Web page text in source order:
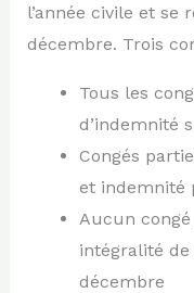
l’année civile et
décembre. Trois
Tous les
d’indemnité
Congés
et indemnité
Aucun
intégralité de
décembre